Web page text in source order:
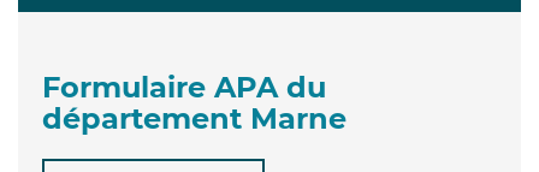
Formulaire APA du
département Marne